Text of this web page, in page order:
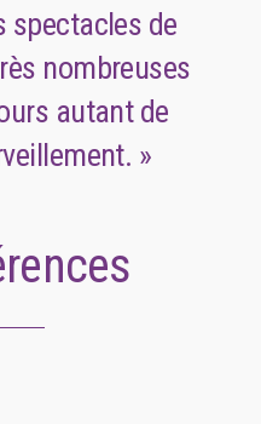
spectacles de
nombreuses
autant de
»